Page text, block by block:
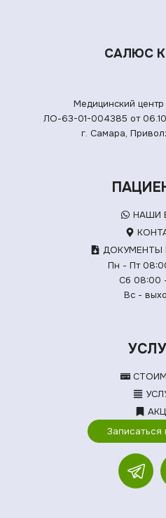
САЛЮС
Медицинский
ЛО-63-01-004385 от
г. Самара,
НАШИ
ДОКУМЕНТЫ
Пн - Пт
Сб 08:00
Вс -
Записаться